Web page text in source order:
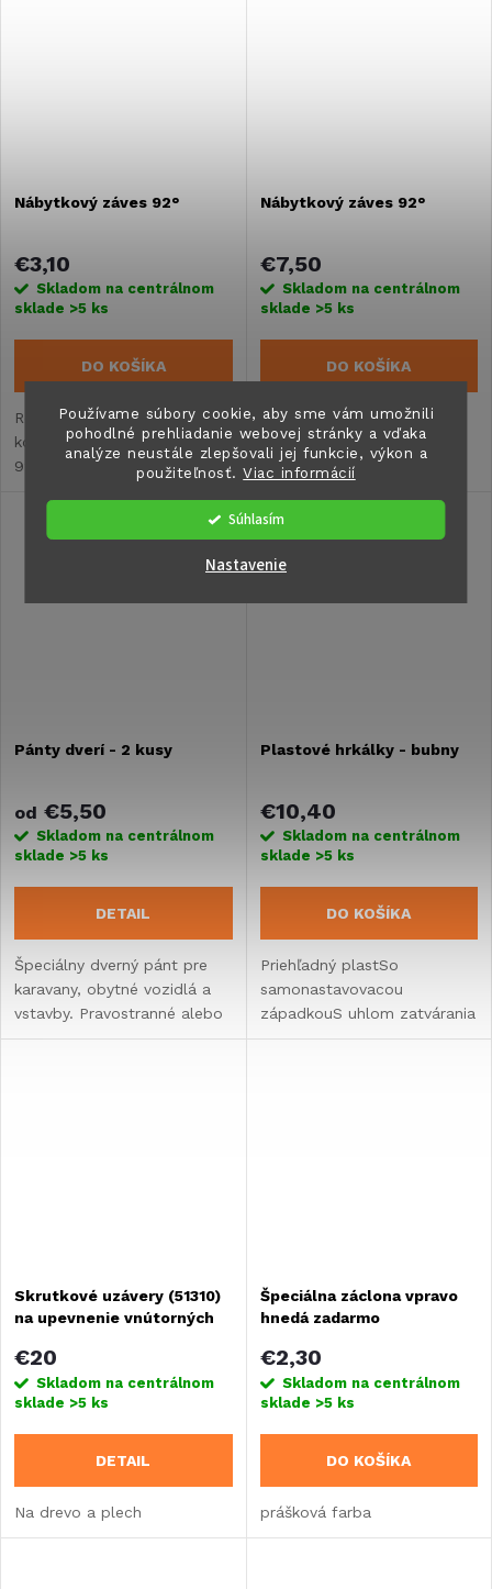
Používame súbory cookie, aby sme vám umožnili
pohodlné prehliadanie webovej stránky a vďaka
analýze neustále zlepšovali jej funkcie, výkon a
použiteľnosť.Viac informácií
Súhlasím
Nastavenie
Nábytkový záves 92°
€3,10
Skladom na centrálnom
sklade >5 ks
DO KOŠÍKA
Robustná kovová
konštrukciaUhol otvárania
92°Pružiny udržujú klapky
inštalácia
Nábytkový záves 92°
€7,50
Skladom na centrálnom
sklade >5 ks
DO KOŠÍKA
Robustná kovová
konštrukciaUhol otvárania
92°Pružiny udržujú klapky
zatvorenéJednoduchá
inštalácia
Pánty dverí - 2 kusy
od €5,50
Skladom na centrálnom
sklade >5 ks
DETAIL
Špeciálny dverný pánt pre
karavany, obytné vozidlá a
vstavby. Pravostranné alebo
ľavostranné použitie.
Plastové hrkálky - bubny
€10,40
Skladom na centrálnom
sklade >5 ks
DO KOŠÍKA
Priehľadný plastSo
samonastavovacou
západkouS uhlom zatvárania
Skrutkové uzávery (51310)
na upevnenie vnútorných
€20
Skladom na centrálnom
sklade >5 ks
DETAIL
Na drevo a plech
Špeciálna záclona vpravo
hnedá zadarmo
€2,30
Skladom na centrálnom
sklade >5 ks
DO KOŠÍKA
prášková farba